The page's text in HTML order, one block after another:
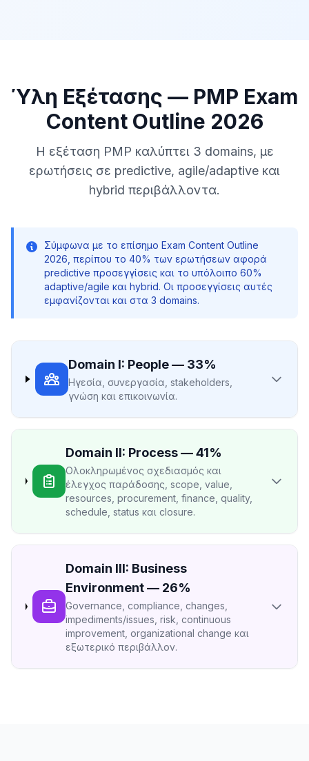
Ύλη Εξέτασης — PMP Exam
Content Outline 2026
Η εξέταση PMP καλύπτει 3 domains, με
ερωτήσεις σε predictive, agile/adaptive και
hybrid περιβάλλοντα.
Σύμφωνα με το επίσημο Exam Content Outline
2026, περίπου το 40% των ερωτήσεων αφορά
predictive προσεγγίσεις και το υπόλοιπο 60%
adaptive/agile και hybrid. Οι προσεγγίσεις αυτές
εμφανίζονται και στα 3 domains.
Domain I: People — 33%
Ηγεσία, συνεργασία, stakeholders,
γνώση και επικοινωνία.
Domain II: Process — 41%
Ολοκληρωμένος σχεδιασμός και
έλεγχος παράδοσης, scope, value,
resources, procurement, finance, quality,
schedule, status και closure.
Domain III: Business
Environment — 26%
Governance, compliance, changes,
impediments/issues, risk, continuous
improvement, organizational change και
εξωτερικό περιβάλλον.